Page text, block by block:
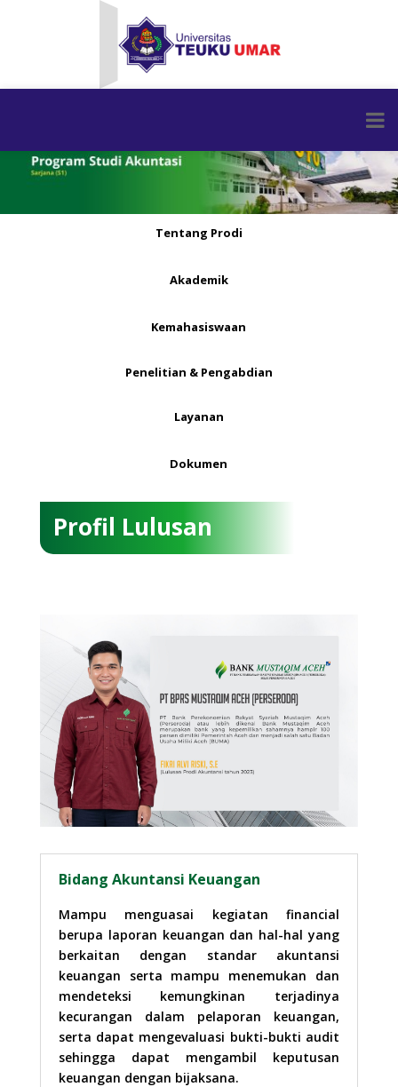
Tentang Prodi
Akademik
Kemahasiswaan
Penelitian & Pengabdian
Layanan
Dokumen
Profil Lulusan
Bidang Akuntansi Keuangan
Mampu menguasai kegiatan financial
berupa laporan keuangan dan hal-hal yang
berkaitan dengan standar akuntansi
keuangan serta mampu menemukan dan
mendeteksi kemungkinan terjadinya
kecurangan dalam pelaporan keuangan,
serta dapat mengevaluasi bukti-bukti audit
sehingga dapat mengambil keputusan
keuangan dengan bijaksana.